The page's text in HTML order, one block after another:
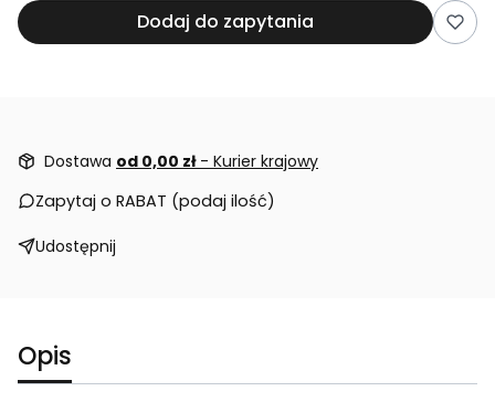
Dodaj do zapytania
Dostawa od 0,00 zł - Kurier krajowy
Zapytaj o RABAT (podaj ilość)
Udostępnij
Opis